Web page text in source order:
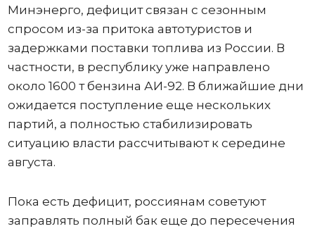
Минэнерго, дефицит связан с сезонным
спросом из-за притока автотуристов и
задержками поставки топлива из России. В
частности, в республику уже направлено
около 1600 т бензина АИ-92. В ближайшие дни
ожидается поступление еще нескольких
партий, а полностью стабилизировать
ситуацию власти рассчитывают к середине
августа.
Пока есть дефицит, россиянам советуют
заправлять полный бак еще до пересечения